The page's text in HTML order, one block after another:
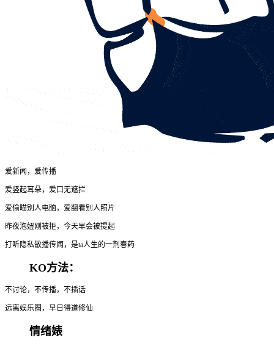
爱新闻，爱传播
爱竖起耳朵，爱口无遮拦
爱偷瞄别人电脑，爱翻看别人照片
昨夜泡妞刚被拒，今天早会被提起
打听隐私散播传闻，是ta人生的一剂春药
KO方法：
不讨论，不传播，不插话
远离娱乐圈，早日得道修仙
情绪婊